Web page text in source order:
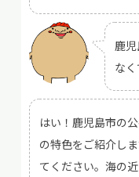
鹿
なく
はい！鹿児島市の
の特色をご紹介し
てください。海の